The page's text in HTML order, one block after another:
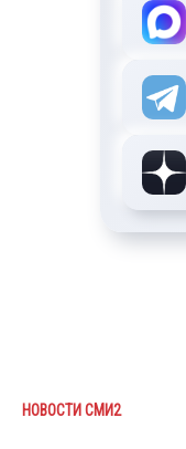
НОВОСТИ СМИ2